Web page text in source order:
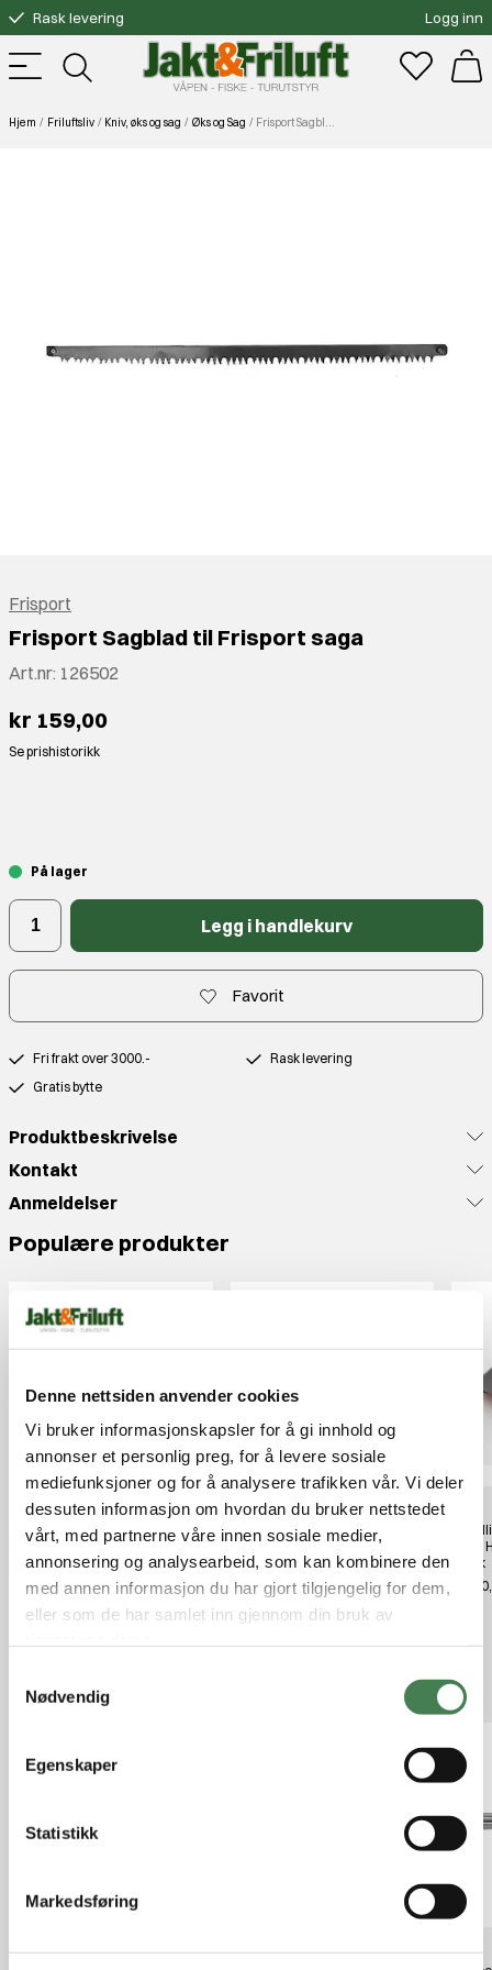
Denne nettsiden anvender cookies
Vi bruker informasjonskapsler for å gi innhold og
annonser et personlig preg, for å levere sosiale
mediefunksjoner og for å analysere trafikken vår. Vi deler
dessuten informasjon om hvordan du bruker nettstedet
vårt, med partnerne våre innen sosiale medier,
annonsering og analysearbeid, som kan kombinere den
med annen informasjon du har gjort tilgjengelig for dem,
eller som de har samlet inn gjennom din bruk av
Nødvendig
Egenskaper
Statistikk
Markedsføring
Rask levering
Gratis bytte
Fri frakt over 3000.-
Logg inn
Hjem Friluftsliv Kniv, øks og sag Øks og Sag Frisport Sagblad til Frisport saga
Frisport
Frisport Sagblad til Frisport saga
Art.nr: 126502
kr 159,00
Se prishistorikk
På lager
Legg i handlekurv
Favorit
Fri frakt over 3000.-
Rask levering
Gratis bytte
Produktbeskrivelse
Kontakt
Anmeldelser
Populære produkter
Rapala Ned's BLT NE 3 Green
Pumpkin Magic
kr 69,00
Thermacell Backpacker
Myggjager Refill 48timer
kr 329,00
Stock
kr
Relaterte produkter